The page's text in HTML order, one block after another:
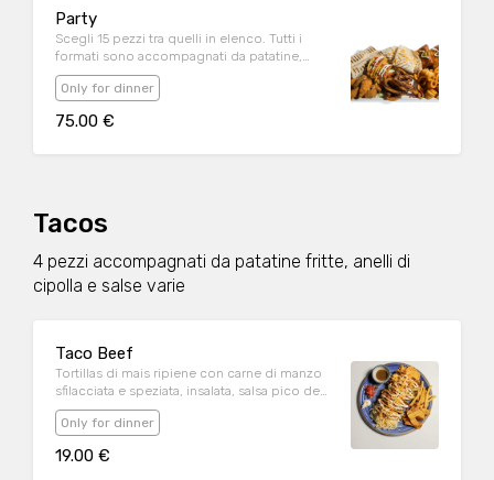
Party
Scegli 15 pezzi tra quelli in elenco. Tutti i
formati sono accompagnati da patatine,
churros con Nutella, salsa 1000 Island e salsa
piccante
Only for dinner
75.00 €
Tacos
4 pezzi accompagnati da patatine fritte, anelli di
cipolla e salse varie
Taco Beef
Tortillas di mais ripiene con carne di manzo
sfilacciata e speziata, insalata, salsa pico de
gallo, guacamole/avocado, panna acida e
formaggio.
Only for dinner
19.00 €